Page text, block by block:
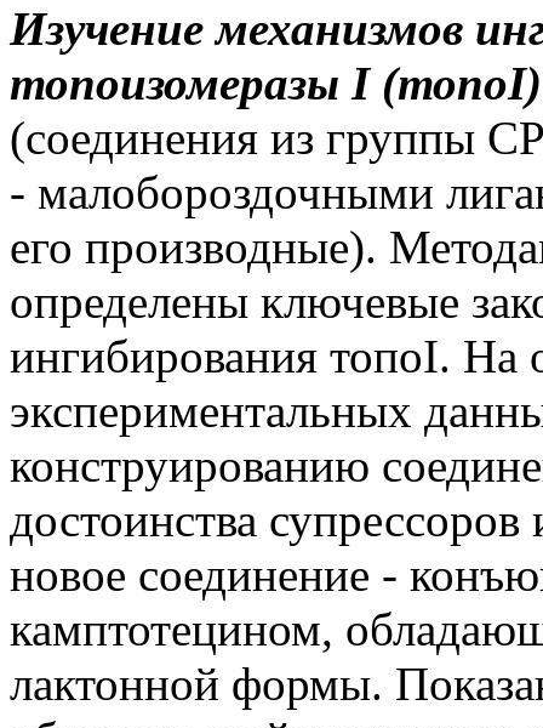
Изучение механизмов
топоизомеразы I (топоI)
(соединения из группы
- малобороздочными
его производные).
определены ключевые
ингибирования топоI. На
экспериментальных
конструированию
достоинства
новое соединение -
камптотецином,
лактонной формы.